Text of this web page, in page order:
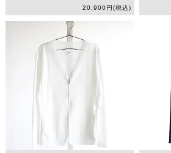
20,900円(税込)